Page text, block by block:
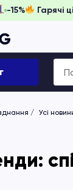
-15%
for:
Усі